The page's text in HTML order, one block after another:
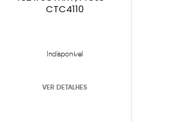
CTC4110
Indisponível
VER DETALHES